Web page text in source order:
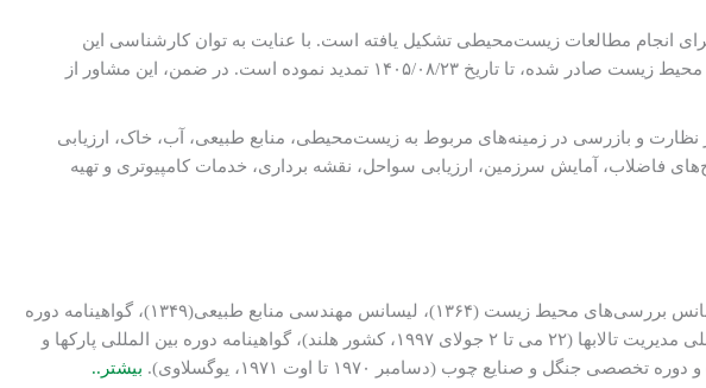
انجام مطالعات زیست‏‌محیطی تشکیل یافته است. با عنایت به توان کارشناسی این
مهندسين مشاور، سازمان برنامه و بودجه کشور، گواهینامه صلاحیت خدمات مشاوره این شرکت را که در پایه یک تخصص محیط زیست صادر شده، تا تاریخ ۱۴۰۵/۰۸/۲۳ تمدید نموده است. در ضمن، این مشاور از
و امور نظارت و بازرسی در زمینه‌های مربوط به زیست‏‌محیطی، منابع طبیعی، آب، خاک، ارزیابی
آمایش سرزمین، ارزیابی سواحل، نقشه برداری، خدمات کامپیوتری و تهیه
دكتـری تخصصی مدیریت محیط زیست (۱۳۸۰)، فوق لیسانس بررسی‌های محیط زیست (۱۳۶۴)، لیسانس مهندسی منابع طبیعی(۱۳۴۹)، گواهینامه دوره
بین‌المللی بهره‌وری سبز و اكوتوریسم (سپتامبر ۲۰۰۱، كشور ژاپن)، گواهینامه دوره بین المللی مدیریت تالابها (۲۲ می تا ۲ جو‏لای ۱۹۹۷، كشور هلند)، گواهینامه دوره بین المللی پاركها و
بیشتر..